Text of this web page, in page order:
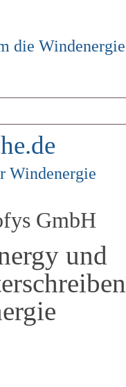
die Windenergie
Windenergie
GmbH
und